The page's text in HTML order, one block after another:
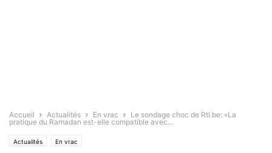
Accueil Actualités En vrac
Le sondage choc de Rtl.be: «La
pratique du Ramadan est-elle compatible avec...
Actualités En vrac